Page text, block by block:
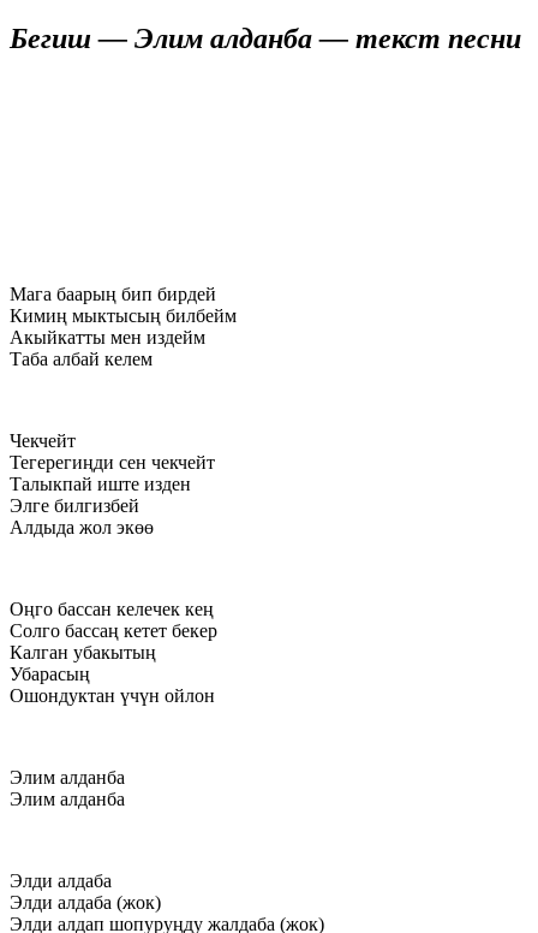
Бегиш — Элим алданба — текст песни
Мага баарың бип бирдей
Кимиң мыктысың билбейм
Акыйкатты мен издейм
Таба албай келем
Чекчейт
Тегерегиңди сен чекчейт
Талыкпай иште изден
Элге билгизбей
Алдыда жол экөө
Оңго бассан келечек кең
Солго бассаң кетет бекер
Калган убакытың
Убарасың
Ошондуктан үчүн ойлон
Элим алданба
Элим алданба
Элди алдаба
Элди алдаба (жок)
Элди алдап шопуруңду жалдаба (жок)